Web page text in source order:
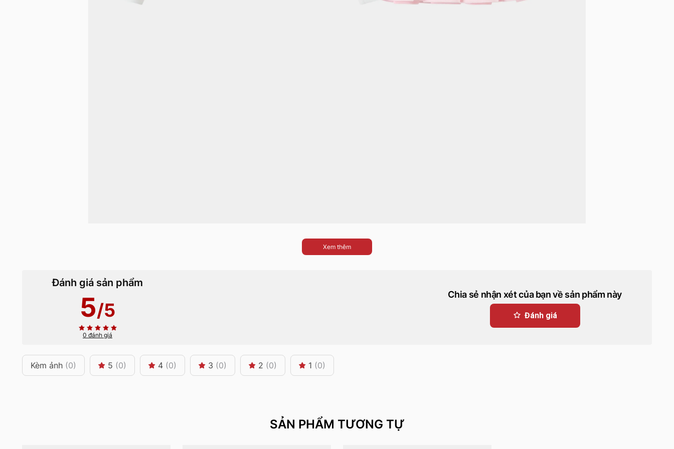
Xem thêm
Đánh giá sản phẩm
5/5
0 đánh giá
Chia sẻ nhận xét của bạn về sản phẩm này
Đánh giá
Kèm ảnh (0) 5 (0) 4 (0) 3 (0) 2 (0) 1 (0)
SẢN PHẨM TƯƠNG TỰ